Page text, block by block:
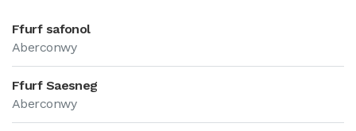
Ffurf safonol
Aberconwy
Ffurf Saesneg
Aberconwy